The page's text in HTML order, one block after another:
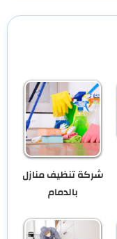
شركة تنظيف منازل
بالدمام